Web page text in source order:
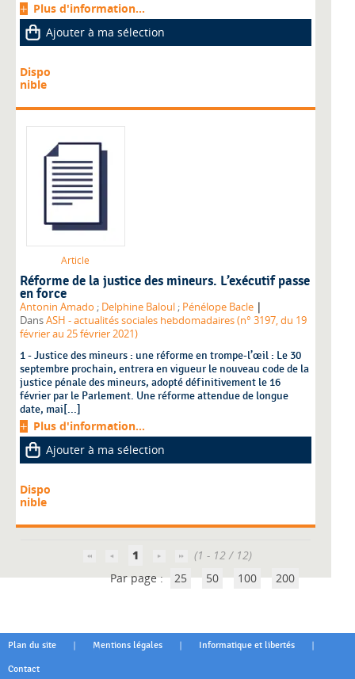
Plus d'information...
Ajouter à ma sélection
Dispo
nible
Article
Réforme de la justice des mineurs. L’exécutif passe
en force
Antonin Amado ; Delphine Baloul ; Pénélope Bacle |
DansASH - actualités sociales hebdomadaires (n° 3197, du 19
février au 25 février 2021)
1 - Justice des mineurs : une réforme en trompe-l’œil : Le 30
septembre prochain, entrera en vigueur le nouveau code de la
justice pénale des mineurs, adopté définitivement le 16
février par le Parlement. Une réforme attendue de longue
date, mai[...]
Plus d'information...
Ajouter à ma sélection
Dispo
nible
1
(1 - 12 / 12)
Par page : 25 50 100 200
Plan du site | Mentions légales | Informatique et libertés |
Contact